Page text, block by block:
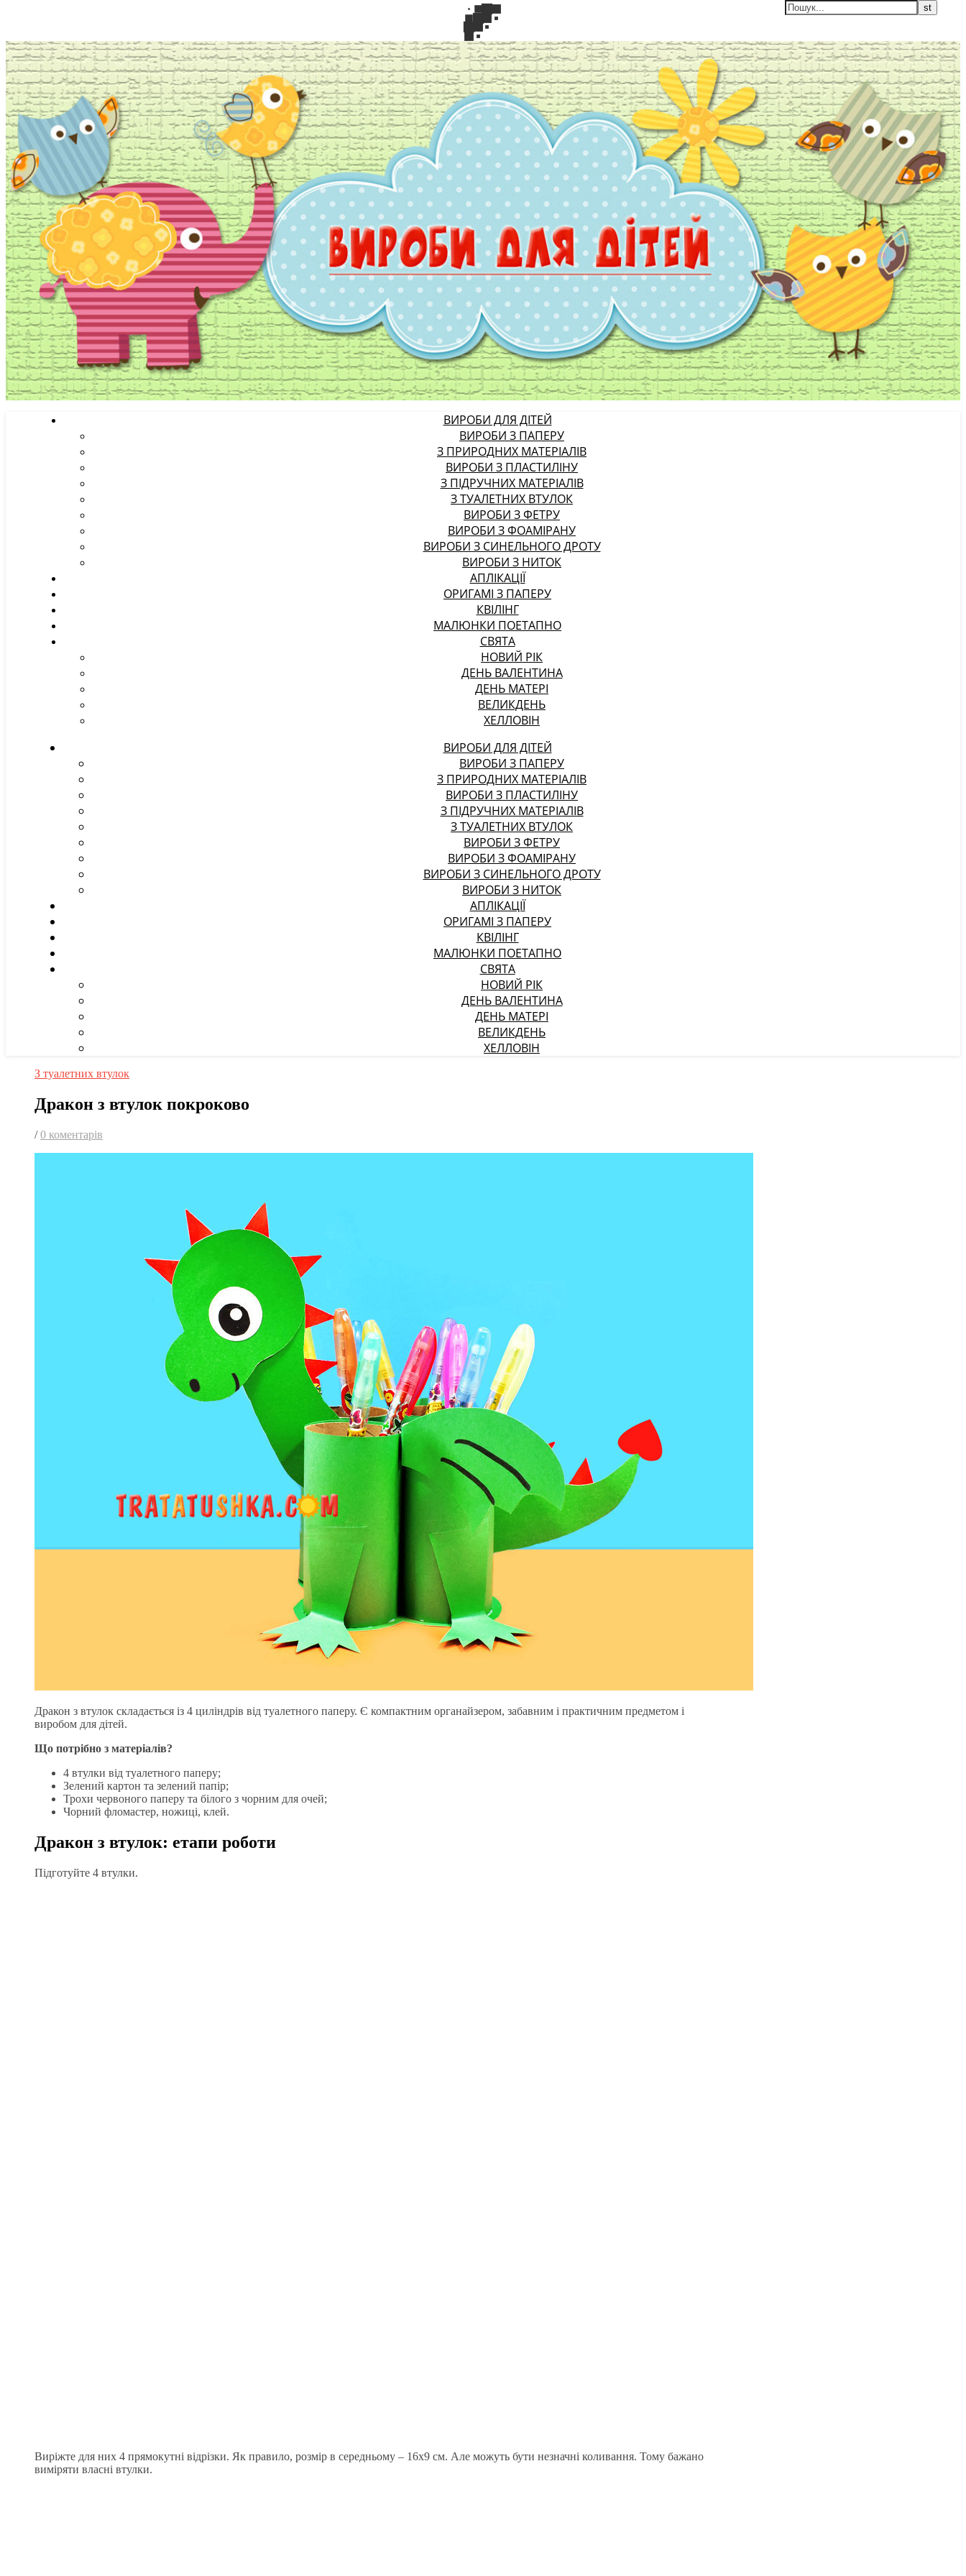
ВИРОБИ ДЛЯ ДІТЕЙ
ВИРОБИ З ПАПЕРУ
З ПРИРОДНИХ МАТЕРІАЛІВ
ВИРОБИ З ПЛАСТИЛІНУ
З ПІДРУЧНИХ МАТЕРІАЛІВ
З ТУАЛЕТНИХ ВТУЛОК
ВИРОБИ З ФЕТРУ
ВИРОБИ З ФОАМІРАНУ
ВИРОБИ З СИНЕЛЬНОГО ДРОТУ
ВИРОБИ З НИТОК
АПЛІКАЦІЇ
ОРИГАМІ З ПАПЕРУ
КВІЛІНГ
МАЛЮНКИ ПОЕТАПНО
СВЯТА
НОВИЙ РІК
ДЕНЬ ВАЛЕНТИНА
ДЕНЬ МАТЕРІ
ВЕЛИКДЕНЬ
ХЕЛЛОВІН
ВИРОБИ ДЛЯ ДІТЕЙ
ВИРОБИ З ПАПЕРУ
З ПРИРОДНИХ МАТЕРІАЛІВ
ВИРОБИ З ПЛАСТИЛІНУ
З ПІДРУЧНИХ МАТЕРІАЛІВ
З ТУАЛЕТНИХ ВТУЛОК
ВИРОБИ З ФЕТРУ
ВИРОБИ З ФОАМІРАНУ
ВИРОБИ З СИНЕЛЬНОГО ДРОТУ
ВИРОБИ З НИТОК
АПЛІКАЦІЇ
ОРИГАМІ З ПАПЕРУ
КВІЛІНГ
МАЛЮНКИ ПОЕТАПНО
СВЯТА
НОВИЙ РІК
ДЕНЬ ВАЛЕНТИНА
ДЕНЬ МАТЕРІ
ВЕЛИКДЕНЬ
ХЕЛЛОВІН
З туалетних втулок
Дракон з втулок покроково
/ 0 коментарів
Дракон з втулок складається із 4 циліндрів від туалетного паперу. Є компактним органайзером, забавним і практичним предметом і
виробом для дітей.
Що потрібно з матеріалів?
4 втулки від туалетного паперу;
Зелений картон та зелений папір;
Трохи червоного паперу та білого з чорним для очей;
Чорний фломастер, ножиці, клей.
Дракон з втулок: етапи роботи
Підготуйте 4 втулки.
Виріжте для них 4 прямокутні відрізки. Як правило, розмір в середньому – 16х9 см. Але можуть бути незначні коливання. Тому бажано
виміряти власні втулки.